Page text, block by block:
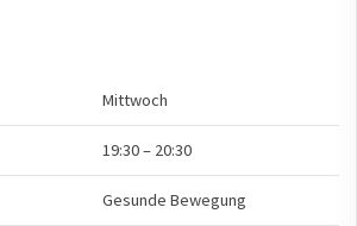
Mittwoch
19:30– 20:30
Gesunde Bewegung